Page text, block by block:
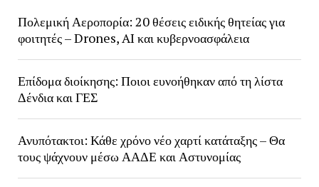
Πολεμική Αεροπορία: 20 θέσεις ειδικής θητείας για
φοιτητές – Drones, AI και κυβερνοασφάλεια
Επίδομα διοίκησης: Ποιοι ευνοήθηκαν από τη λίστα
Δένδια και ΓΕΣ
Ανυπότακτοι: Κάθε χρόνο νέο χαρτί κατάταξης – Θα
τους ψάχνουν μέσω ΑΑΔΕ και Αστυνομίας